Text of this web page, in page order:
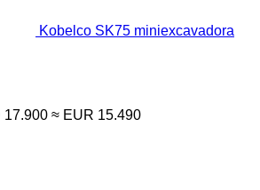
Kobelco SK75 miniexcavadora
17.900 ≈ EUR 15.490